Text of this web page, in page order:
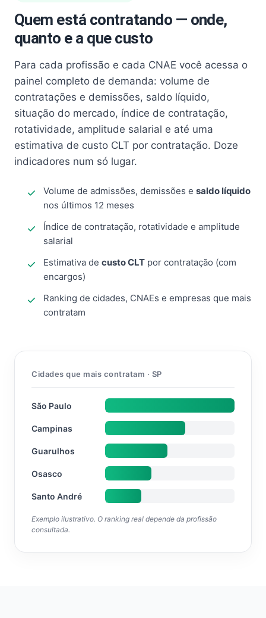
Quem está contratando — onde,
quanto e a que custo
Para cada profissão e cada CNAE você acessa o
painel completo de demanda: volume de
contratações e demissões, saldo líquido,
situação do mercado, índice de contratação,
rotatividade, amplitude salarial e até uma
estimativa de custo CLT por contratação. Doze
indicadores num só lugar.
Volume de admissões, demissões e saldo líquido
nos últimos 12 meses
Índice de contratação, rotatividade e amplitude
salarial
Estimativa de custo CLT por contratação (com
encargos)
Ranking de cidades, CNAEs e empresas que mais
contratam
Cidades que mais contratam · SP
São Paulo
Campinas
Guarulhos
Osasco
Santo André
Exemplo ilustrativo. O ranking real depende da profissão
consultada.